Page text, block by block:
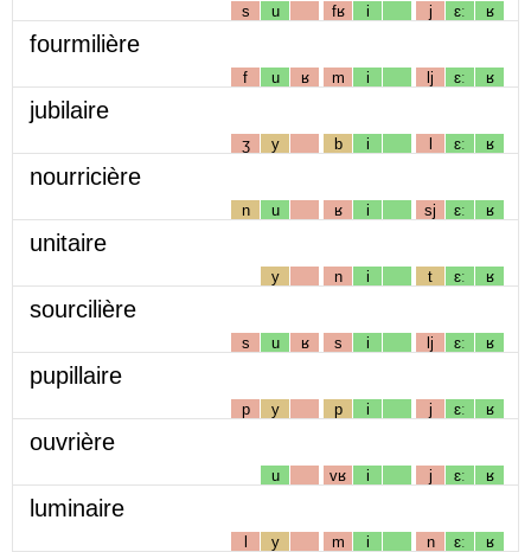
s u fʁ i j ɛː ʁ
fourmilière
f u ʁ m i lj ɛː ʁ
jubilaire
ʒ y b i l ɛː ʁ
nourricière
n u ʁ i sj ɛː ʁ
unitaire
y n i t ɛː ʁ
sourcilière
s u ʁ s i lj ɛː ʁ
pupillaire
p y p i j ɛː ʁ
ouvrière
u vʁ i j ɛː ʁ
luminaire
l y m i n ɛː ʁ